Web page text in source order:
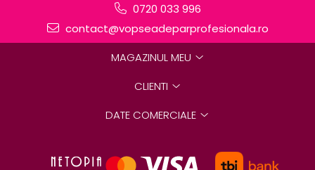
0720 033 996
contact@vopseadeparprofesionala.ro
MAGAZINUL MEU
CLIENTI
DATE COMERCIALE